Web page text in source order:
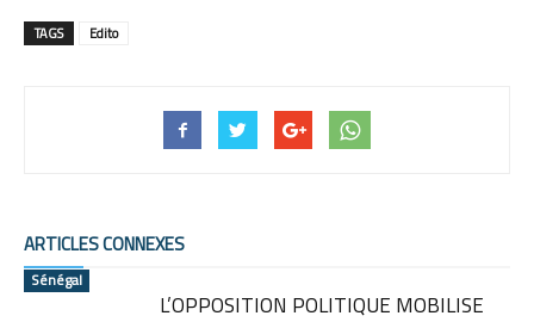
TAGS Edito
ARTICLES CONNEXES
Sénégal
L’OPPOSITION POLITIQUE MOBILISE